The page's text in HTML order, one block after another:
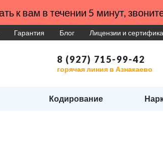
к вам в течении 5 минут,
Гарантия Блог Лицензии и
8 (927) 715-99-42
горячая линия в Азнакаево
Кодирование